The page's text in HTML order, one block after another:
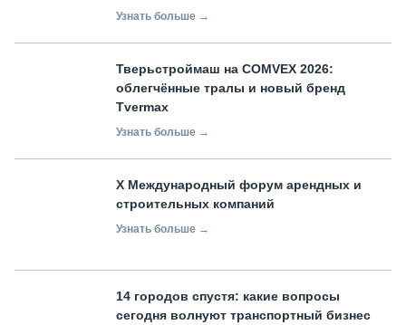
Узнать больше →
Тверьстроймаш на COMVEX 2026:
облегчённые тралы и новый бренд
Tvermax
Узнать больше →
X Международный форум арендных и
строительных компаний
Узнать больше →
14 городов спустя: какие вопросы
сегодня волнуют транспортный бизнес